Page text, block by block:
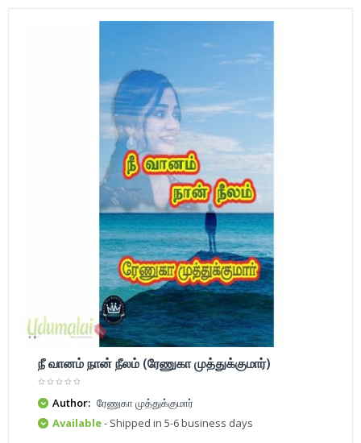
நீ வானம் நான் நீலம் (ரேணுகா முத்துக்குமார்)
Author: ரேணுகா முத்துக்குமார்
Available- Shipped in 5-6 business days